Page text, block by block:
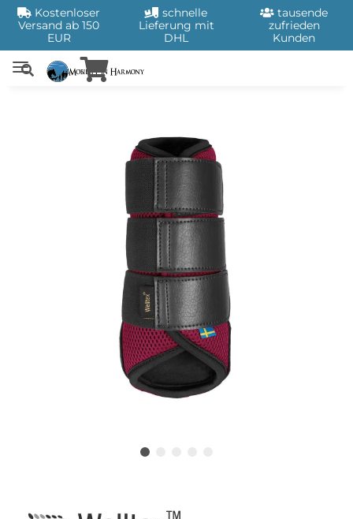
Kostenloser
Versand ab 150
EUR
schnelle
Lieferung mit
DHL
tausende
zufrieden
Kunden